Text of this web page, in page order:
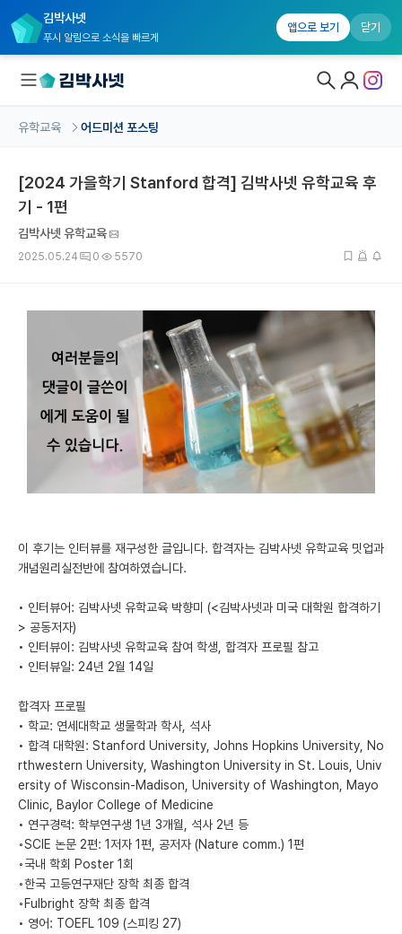
김박사넷
푸시 알림으로 소식을 빠르게
앱으로 보기 닫기
국내대학원 정보
커뮤니티
유학교육 홈
수강 신청
미국 유학 게시판
어드미션 포스팅
이벤트
이벤트
반도체 아카데미
유학교육 어드미션 포스팅
[2024 가을학기 Stanford 합격] 김박사넷 유학교육 후
기 - 1편
김박사넷 유학교육
2025.05.24 0 5570
이 후기는 인터뷰를 재구성한 글입니다. 합격자는 김박사넷 유학교육 밋업과
개념원리실전반에 참여하였습니다.
• 인터뷰어: 김박사넷 유학교육 박향미 (<김박사넷과 미국 대학원 합격하기
> 공동저자)
• 인터뷰이: 김박사넷 유학교육 참여 학생, 합격자 프로필 참고
• 인터뷰일: 24년 2월 14일
합격자 프로필
• 학교: 연세대학교 생물학과 학사, 석사
• 합격 대학원: Stanford University, Johns Hopkins University, No
rthwestern University, Washington University in St. Louis, Univ
ersity of Wisconsin-Madison, University of Washington, Mayo
Clinic, Baylor College of Medicine
• 연구경력: 학부연구생 1년 3개월, 석사 2년 등
◦SCIE 논문 2편: 1저자 1편, 공저자 (Nature comm.) 1편
◦국내 학회 Poster 1회
◦한국 고등연구재단 장학 최종 합격
◦Fulbright 장학 최종 합격
• 영어: TOEFL 109 (스피킹 27)